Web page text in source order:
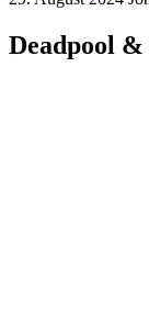
Deadpool &